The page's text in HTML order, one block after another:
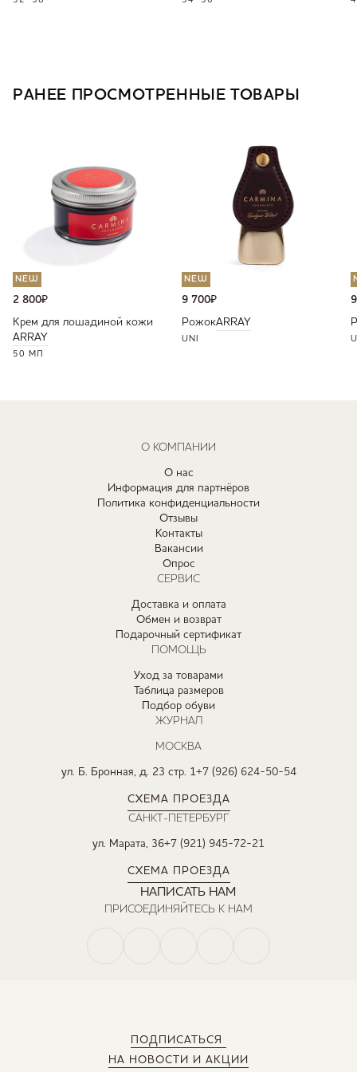
РАНЕЕ ПРОСМОТРЕННЫЕ ТОВАРЫ
NEW
2 800₽
Крем для лошадиной кожи
ARRAY
50 МЛ
NEW
9 700₽
РожокARRAY
UNI
ПОДПИСАТЬСЯ
НА НОВОСТИ И АКЦИИ
О КОМПАНИИ
О нас
Информация для партнёров
Политика конфиденциальности
Отзывы
Контакты
Вакансии
Опрос
СЕРВИС
Доставка и оплата
Обмен и возврат
Подарочный сертификат
ПОМОЩЬ
Уход за товарами
Таблица размеров
Подбор обуви
ЖУРНАЛ
МОСКВА
ул. Б. Бронная, д. 23 стр. 1+7 (926) 624-50-54
СХЕМА ПРОЕЗДА
САНКТ-ПЕТЕРБУРГ
ул. Марата, 36+7 (921) 945-72-21
СХЕМА ПРОЕЗДА
НАПИСАТЬ НАМ
ПРИСОЕДИНЯЙТЕСЬ К НАМ